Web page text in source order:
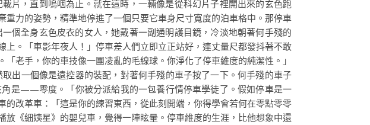
片，直到嗚咽為止。就在這時，一輛像是從科幻片子裡開出來的玄色跑
力的姿勢，精準地停進了一個只要它車身尺寸寬度的泊車格中。那停車
個全身玄色皮衣的女人，她戴著一副通明護目鏡，冷淡地朝著何手殘的
。「車影年夜人！」停車差人們立即立正站好，連丈量尺都發抖著不敢
老手，你的車技像一團凌亂的毛線球。你淨化了停車維度的純潔性。」
出一個像是遠控器的裝配，對著何手殘的車子按了一下。何手殘的車子
是——零度。「你被分派給我的一包養行情停車學徒了。假如停車是一
改革車：「這是你的練習東西，從此刻開端，你得學會若何在零點零零
《細姨星》的嬰兒車，覺得一陣眩暈。停車維度的生涯，比他想象中還